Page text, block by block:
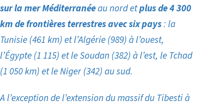
sur la mer Méditerranéeau nord etplus de 4 300
km de frontières terrestres avec six pays: la
Tunisie (461 km) et l’Algérie (989) à l’ouest,
l’Égypte (1 115) et le Soudan (382) à l’est, le Tchad
(1 050 km) et le Niger (342) au sud.
A l’exception de l’extension du massif du Tibesti à